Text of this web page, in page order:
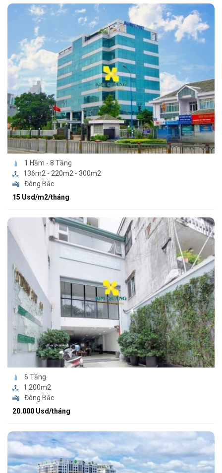
1 Hầm - 8 Tầng
136m2 - 220m2 - 300m2
Đông Bắc
15 Usd/m2/tháng
6 Tầng
1.200m2
Đông Bắc
20.000 Usd/tháng